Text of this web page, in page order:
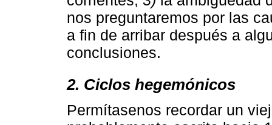
nos preguntaremos por las
a fin de arribar después a
conclusiones.
2. Ciclos hegemónicos
Permítasenos recordar un